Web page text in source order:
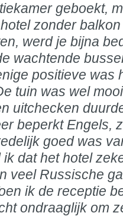
geboekt,
zonder
werd je bijna
wachtende
positieve was
tuin was wel
uitchecken
beperkt Engels,
goed was
dat het hotel
veel Russische
ik de receptie
ondraaglijk om